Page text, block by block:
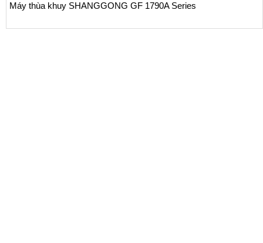
Máy thùa khuy SHANGGONG GF 1790A Series